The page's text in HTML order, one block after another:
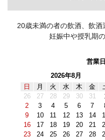
20歳未満の者の飲酒、飲酒
妊娠中や授乳期
営業
2026年8月
日
月 火 水 木 金
26
27 28 29 30 31
2
3 4 5 6 7
9
10 11 12 13 14
16
17 18 19 20 21
23
24 25 26 27 28